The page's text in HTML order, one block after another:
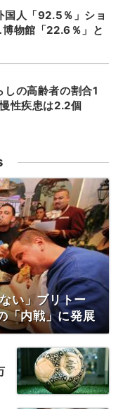
国人「92.5％」ショ
物館「22.6％」と
しの高齢者の割合1
性疾患は2.2個
い」ブリトー
「内戦」に発展